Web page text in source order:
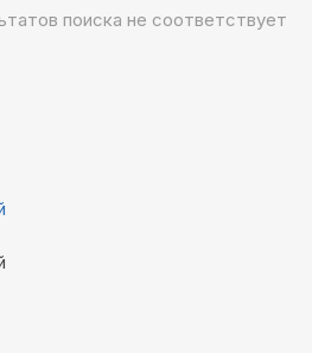
поиска не соответствует